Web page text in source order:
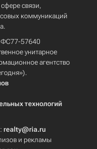
связи,
коммуникаций
ФС77-57640
унитарное
агентство
технологий
realty@ria.ru
и рекламы